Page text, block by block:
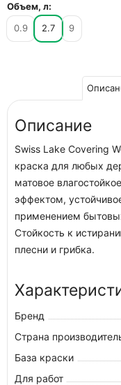
Объем, л:
0.9
2.7 9
Описание
Swiss Lake Covering
краска для любых
матовое
эффектом,
применением
Стойкость к
плесни и грибка.
Бренд
Страна
База краски
Для работ